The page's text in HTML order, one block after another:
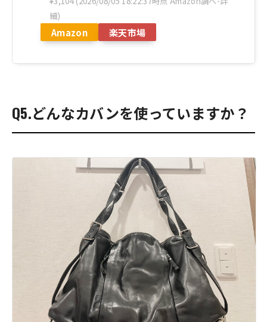
細)
Amazon 楽天市場
Q5.どんなカバンを使っていますか？